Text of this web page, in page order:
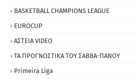
BASKETBALL CHAMPIONS LEAGUE
EUROCUP
ΑΣΤΕΙΑ VIDEO
ΤΑ ΠΡΟΓΝΩΣΤΙΚΑ ΤΟΥ ΣΑΒΒΑ-ΠΑΝΟΥ
Primeira Liga